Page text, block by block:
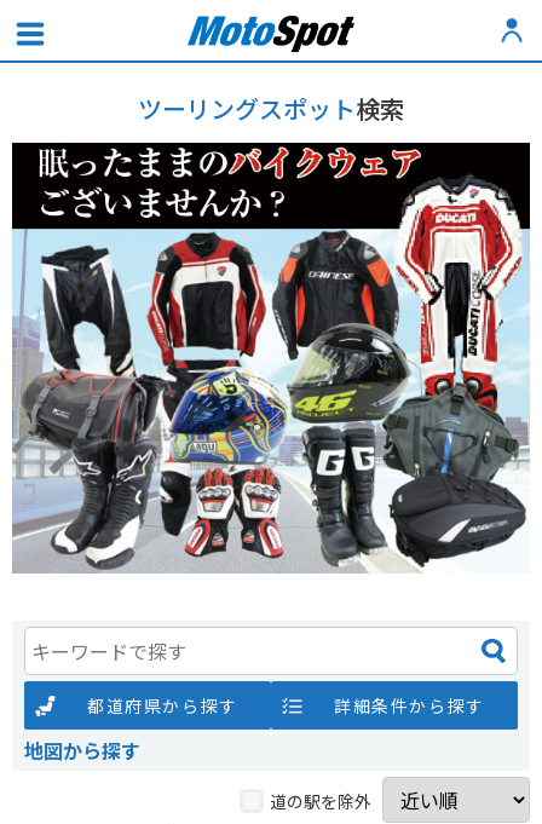
ツーリングスポット検索
都道府県から探す 詳細条件から探す
地図から探す
道の駅を除外